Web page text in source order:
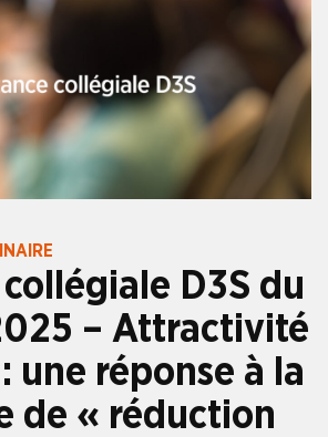
collégiale D3S du
– Attractivité
une réponse à la
de « réduction